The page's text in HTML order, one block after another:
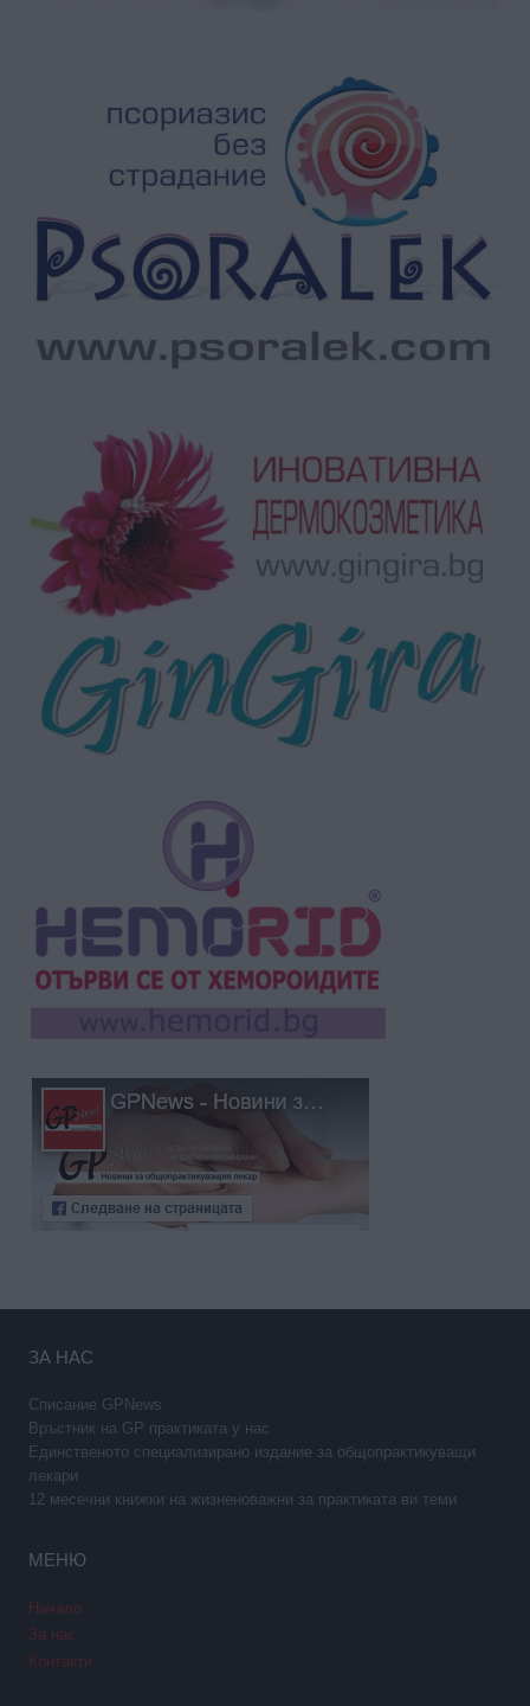
ЗА НАС
Списание GPNews
Връстник на GP практиката у нас
Единственото специализирано издание за общопрактикуващи
лекари
12 месечни книжки на жизненоважни за практиката ви теми
МЕНЮ
Начало
За нас
Контакти